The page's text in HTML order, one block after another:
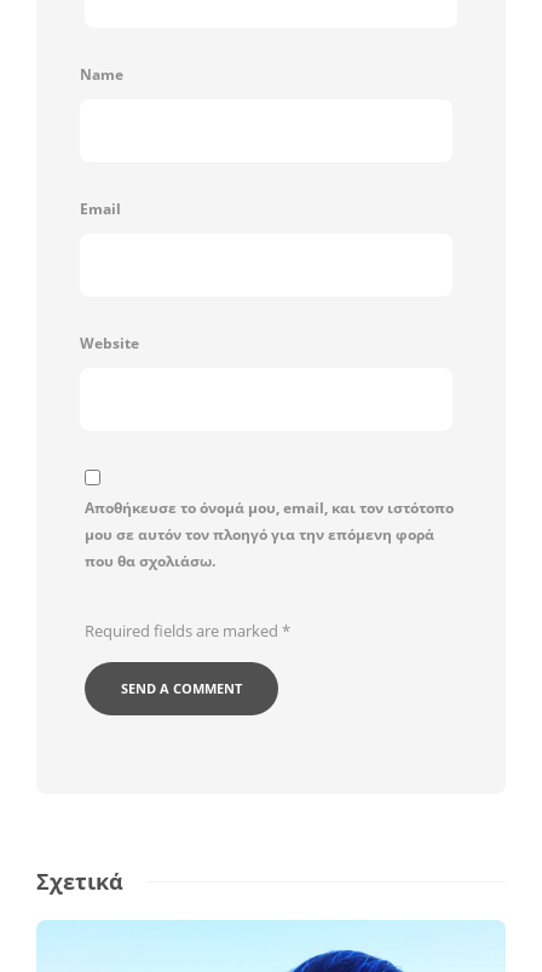
Name
Email
Website
Αποθήκευσε το όνομά μου, email, και τον ιστότοπο
μου σε αυτόν τον πλοηγό για την επόμενη φορά
που θα σχολιάσω.
Required fields are marked *
Σχετικά